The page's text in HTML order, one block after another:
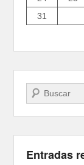
31
Buscar
Entradas